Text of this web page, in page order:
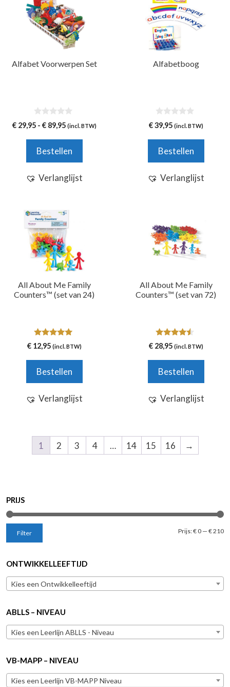
Alfabet Voorwerpen Set
0
v
5
€29,95 - €89,95Prijsklasse:
€ 89,95
(incl. BTW)
Bestellen
Verlanglijst
Alfabetboog
0
v
5
€39,95 (incl. BTW)
Bestellen
Verlanglijst
All About Me Family
Counters™ (set van 24)
5.00
van 5
€12,95 (incl. BTW)
Bestellen
Verlanglijst
All About Me Family
Counters™ (set van 72)
4.33
van 5
€28,95 (incl. BTW)
Bestellen
Verlanglijst
1 2 3 4 … 14 15 16 →
PRIJS
Filter Prijs:€ 0 — € 210
ONTWIKKELLEEFTIJD
Kies een Ontwikkelleeftijd
ABLLS – NIVEAU
Kies een Leerlijn ABLLS - Niveau
VB-MAPP – NIVEAU
Kies een Leerlijn VB-MAPP Niveau